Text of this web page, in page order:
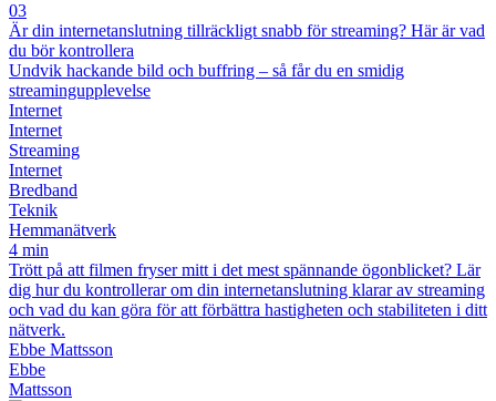
03
Är din internetanslutning tillräckligt snabb för streaming? Här är vad
du bör kontrollera
Undvik hackande bild och buffring – så får du en smidig
streamingupplevelse
Internet
Internet
Streaming
Internet
Bredband
Teknik
Hemmanätverk
4 min
Trött på att filmen fryser mitt i det mest spännande ögonblicket? Lär
dig hur du kontrollerar om din internetanslutning klarar av streaming
och vad du kan göra för att förbättra hastigheten och stabiliteten i ditt
nätverk.
Ebbe Mattsson
Ebbe
Mattsson